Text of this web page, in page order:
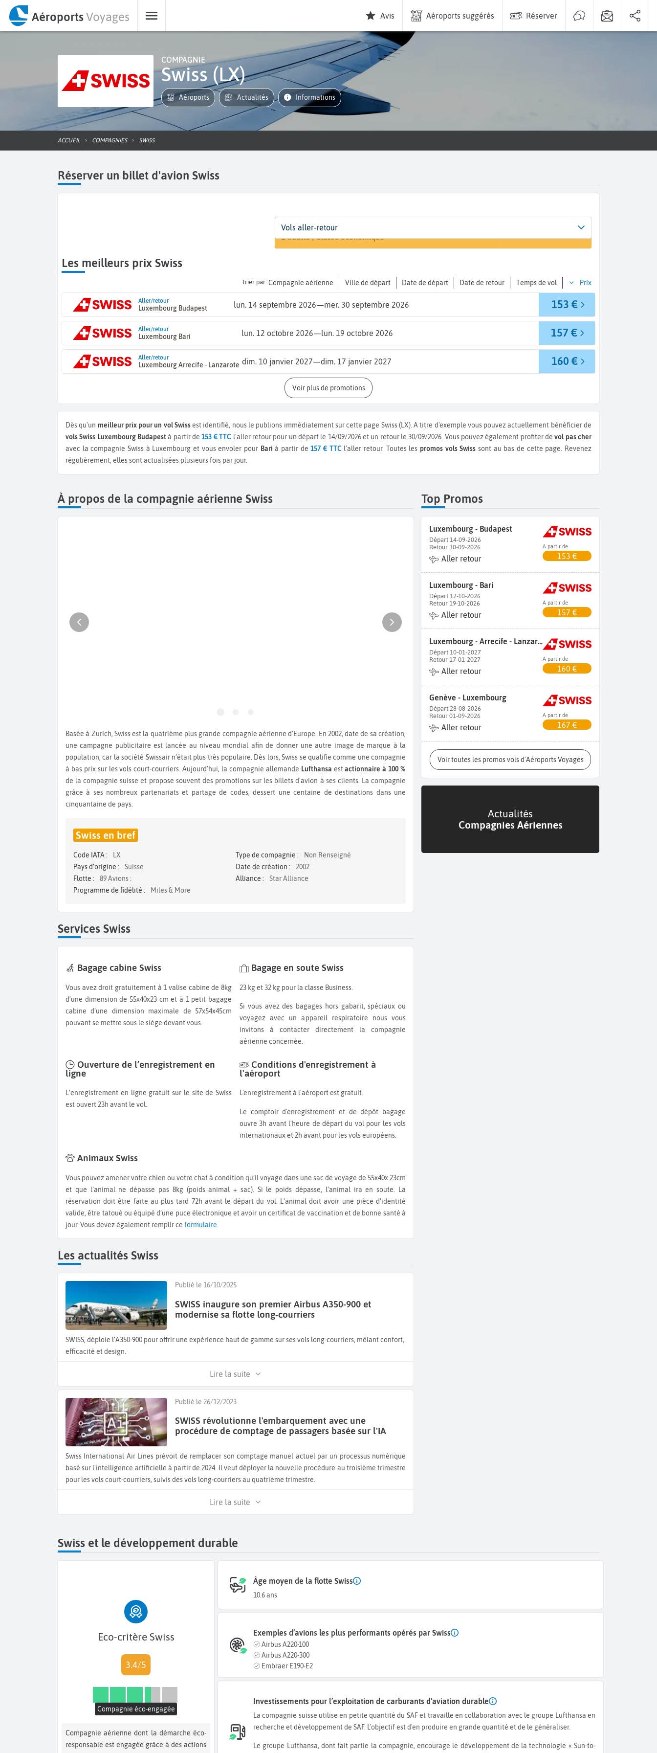
AéroportsVoyages Avis Aéroports suggérés Réserver
COMPAGNIE
Swiss (LX)
Aéroports Actualités informations
ACCUEIL COMPAGNIES SWISS
Réserver un billet d'avion Swiss
Départ
De... A...
Dates
Dates de votre voyage
Voyageurs | Classe
1 adulte | Classe économique
Vols aller-retour
Les meilleurs prix Swiss
Trier par : Compagnie aérienne Ville de départ Date de départ Date de retour Temps de vol Prix
Aller/retour
Luxembourg Budapest lun. 14 septembre 2026—mer. 30 septembre 2026 153 €
Aller/retour
Luxembourg Bari lun. 12 octobre 2026— lun. 19 octobre 2026 157 €
Aller/retour
Luxembourg Arrecife - Lanzarote dim. 10 janvier 2027—dim. 17 janvier 2027 160 €
Voir plus de promotions
Dès qu'un meilleur prix pour un vol Swissest identifié, nous le publions immédiatement sur cette page Swiss (LX).A titre d'exemple vous pouvez actuellement bénéficier de
vols Swiss Luxembourg Budapestà partir de153 € TTC l'aller retour pour un départ le 14/09/2026 et un retour le 30/09/2026. Vous pouvez également profiter devol pas cher
avec la compagnie Swiss à Luxembourg et vous envoler pour Bari à partir de157 € TTCl'aller retour. Toutes les promos vols Swiss sont au bas de cette page. Revenez
régulièrement, elles sont actualisées plusieurs fois par jour.
À propos de la compagnie aérienne Swiss
Basée à Zurich, Swiss est la quatrième plus grande compagnie aérienne d'Europe. En 2002, date de sa création,
une campagne publicitaire est lancée au niveau mondial afin de donner une autre image de marque à la
population, car la société Swissair n’était plus très populaire. Dès lors, Swiss se qualifie comme une compagnie
à bas prix sur les vols court-courriers. Aujourd'hui, la compagnie allemande Lufthansa estactionnaire à 100 %
de la compagnie suisse et propose souvent des promotions sur les billets d'avion à ses clients. La compagnie
grâce à ses nombreux partenariats et partage de codes, dessert une centaine de destinations dans une
cinquantaine de pays.
Swiss en bref
Code IATA : LX Type de compagnie :
Non Renseigné
Pays d’origine :
Suisse Date de création :
2002
Flotte :
89 Avions : Alliance :
Star Alliance
Programme de fidélité :
Miles & More
Services Swiss
Bagage cabine Swiss
Vous avez droit gratuitement à 1 valise cabine de 8kg
d’une dimension de 55x40x23 cm et à 1 petit bagage
cabine d’une dimension maximale de 57x54x45cm
pouvant se mettre sous le siège devant vous.
Bagage en soute Swiss
23 kg et 32 kg pour la classe Business.
Si vous avez des bagages hors gabarit, spéciaux ou
voyagez avec un appareil respiratoire nous vous
invitons à contacter directement la compagnie
aérienne concernée.
Ouverture de l’enregistrement en
ligne
L’enregistrement en ligne gratuit sur le site de Swiss
est ouvert 23h avant le vol.
Conditions d'enregistrement à
l'aéroport
L'enregistrement à l'aéroport est gratuit.
Le comptoir d'enregistrement et de dépôt bagage
ouvre 3h avant l'heure de départ du vol pour les vols
internationaux et 2h avant pour les vols européens.
Animaux Swiss
Vous pouvez amener votre chien ou votre chat à condition qu’il voyage dans une sac de voyage de 55x40x 23cm
et que l’animal ne dépasse pas 8kg (poids animal + sac). Si le poids dépasse, l’animal ira en soute. La
réservation doit être faite au plus tard 72h avant le départ du vol. L’animal doit avoir une pièce d’identité
valide, être tatoué ou équipé d’une puce électronique et avoir un certificat de vaccination et de bonne santé à
jour. Vous devez également remplir ce formulaire
Les actualités Swiss
Publié le 16/10/2025
SWISS inaugure son premier Airbus A350-900 et
modernise sa flotte long-courriers
SWISS, déploie l’A350-900 pour offrir une expérience haut de gamme sur ses vols long-courriers, mêlant confort,
efficacité et design.
Lire la suite
Publié le 26/12/2023
SWISS révolutionne l'embarquement avec une
procédure de comptage de passagers basée sur l'IA
Swiss International Air Lines prévoit de remplacer son comptage manuel actuel par un processus numérique
basé sur l'intelligence artificielle à partir de 2024. Il veut déployer la nouvelle procédure au troisième trimestre
pour les vols court-courriers, suivis des vols long-courriers au quatrième trimestre.
Lire la suite
Top Promos
Luxembourg - Budapest
Départ 14-09-2026
Retour 30-09-2026
Aller retour
A partir de
153 €
Luxembourg - Bari
Départ 12-10-2026
Retour 19-10-2026
Aller retour
A partir de
157 €
Luxembourg - Arrecife - Lanzarote
Départ 10-01-2027
Retour 17-01-2027
Aller retour
A partir de
160 €
Genève - Luxembourg
Départ 28-08-2026
Retour 01-09-2026
Aller retour
A partir de
167 €
Voir toutes les promos vols d'Aéroports Voyages
Actualités
Compagnies Aériennes
Swiss et le développement durable
Eco-critère Swiss
3.4/5
Compagnie éco-engagée
Compagnie aérienne dont la démarche éco-
responsable est engagée grâce à des actions
Âge moyen de la flotte Swiss
10.6 ans
Exemples d’avions les plus performants opérés par Swiss
Airbus A220-100
Airbus A220-300
Embraer E190-E2
Investissements pour l’exploitation de carburants d'aviation durable
La compagnie suisse utilise en petite quantité du SAF et travaille en collaboration avec le groupe Lufthansa en
recherche et développement de SAF. L'objectif est d'en produire en grande quantité et de le généraliser.
Le groupe Lufthansa, dont fait partie la compagnie, encourage le développement de la technologie « Sun-to-